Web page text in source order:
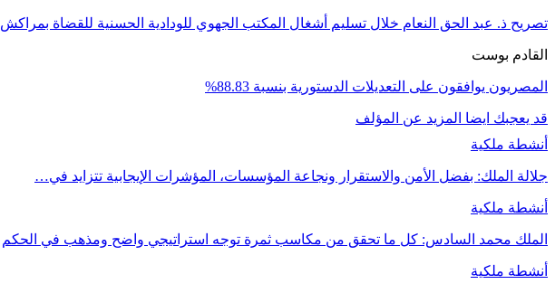
تصريح ذ. عبد الحق النعام خلال تسليم أشغال المكتب الجهوي للودادية الحسنية للقضاة
القادم بوست
المصريون يوافقون على التعديلات الدستورية بنسبة 88.83%
قد يعجبك ايضا المزيد عن المؤلف
أنشطة ملكية
جلالة الملك: بفضل الأمن والاستقرار ونجاعة المؤسسات، المؤشرات الإيجابية تتزايد في…
أنشطة ملكية
الملك محمد السادس: كل ما تحقق من مكاسب ثمرة توجه استراتيجي واضح ومذهب في الحكم
أنشطة ملكية